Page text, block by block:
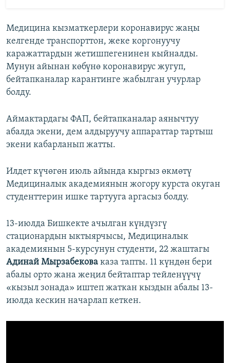
Медицина кызматкерлери коронавирус жаңы
келгенде транспорттон, жеке коргонуучу
каражаттардын жетишпегенинен кыйналды.
Мунун айынан көбүнө коронавирус жугуп,
бейтапканалар карантинге жабылган учурлар
болду.
Аймактардагы ФАП, бейтапканалар аянычтуу
абалда экени, дем алдыруучу аппараттар тартыш
экени кабарланып жатты.
Илдет күчөгөн июль айында кыргыз өкмөтү
Медициналык академиянын жогору курста окуган
студенттерин ишке тартууга аргасыз болду.
13-июлда Бишкекте ачылган күндүзгү
стационардын ыктыярчысы, Медициналык
академиянын 5-курсунун студенти, 22 жаштагы
Адинай Мырзабекова каза тапты. 11 күндөн бери
абалы орто жана жеңил бейтаптар тейленүүчү
«кызыл зонада» иштеп жаткан кыздын абалы 13-
июлда кескин начарлап кеткен.